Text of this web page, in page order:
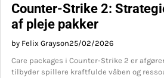
Counter-Strike 2:
af pleje pakker
by Felix Grayson25/02/2026
Care packages i Counter-Strike 2 er
tilbyder spillere kraftfulde våben og